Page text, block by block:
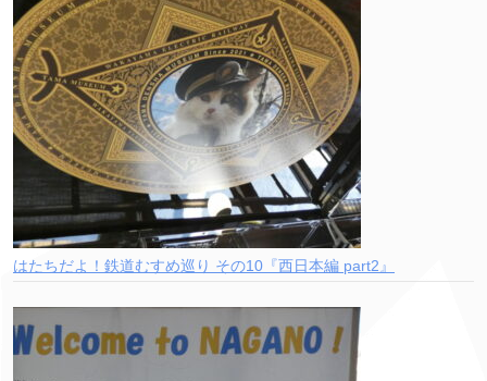
はたちだよ！鉄道むすめ巡り その10『西日本編 part2』